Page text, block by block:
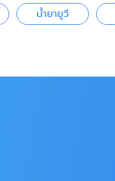
น้ำยายูวี